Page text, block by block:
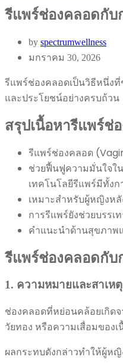
รีแพร์ช่องคลอดกับ
by spectrumwellness
มกราคม 30, 2026
รีแพร์ช่องคลอดเป็นวิธีหนึ่ง
และประโยชน์อย่างครบถ้วน
สรุปเนื้อหารีแพร์ช่
รีแพร์ช่องคลอด
ช่วยฟื้นฟูความมั่นใจใ
เทคโนโลยีรีแพร์มีทั้ง
เหมาะสำหรับผู้หญิงห
การรีแพร์ยังช่วยบรร
คำแนะนำด้านสุขภาพ
รีแพร์ช่องคลอดกับ
1. ความหมายและสาเ
ช่องคลอดที่หย่อนคล้อยเกิดจ
วัยทอง หรือความเสื่อมของ
ผลกระทบดังกล่าวทำให้ผู้ห